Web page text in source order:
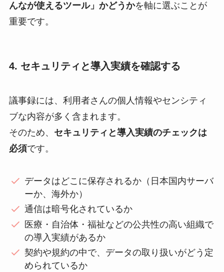
んなが使えるツール」かどうかを軸に選ぶことが
重要です。
4. セキュリティと導入実績を確認する
議事録には、利用者さんの個人情報やセンシティ
ブな内容が多く含まれます。
そのため、 セキュリティと導入実績のチェックは
必須です。
データはどこに保存されるか（日本国内サーバ
ーか、海外か）
通信は暗号化されているか
医療・自治体・福祉などの公共性の高い組織で
の導入実績があるか
契約や規約の中で、データの取り扱いがどう定
められているか